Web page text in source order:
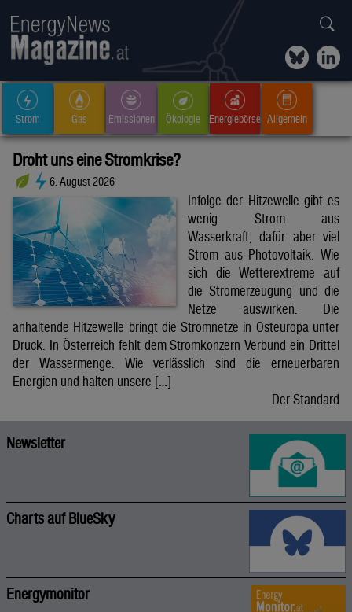
Strom Gas Emissionen Ökologie Energiebörse Allgemein
Droht uns eine Stromkrise?
6. August 2026
Infolge der Hitzewelle gibt es
wenig Strom aus
Wasserkraft, dafür aber viel
Strom aus Photovoltaik. Wie
sich die Wetterextreme auf
die Stromerzeugung und die
Netze auswirken. Die
anhaltende Hitzewelle bringt die Stromnetze in Osteuropa unter
Druck. In Österreich fehlt dem Stromkonzern Verbund ein Drittel
der Wassermenge. Wie verlässlich sind die erneuerbaren
Energien und halten unsere […]
Der Standard
Newsletter
Charts auf BlueSky
Energymonitor